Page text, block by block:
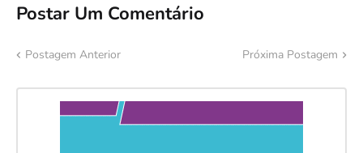
Postar Um Comentário
Postagem Anterior Próxima Postagem